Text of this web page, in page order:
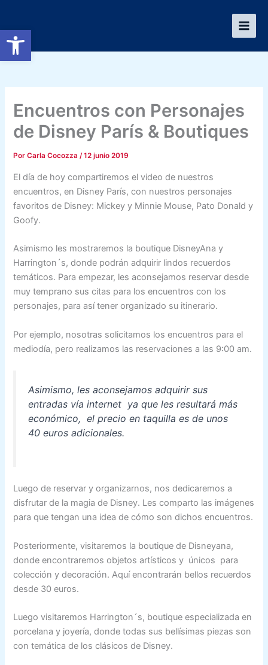
Abrir barra de herramientas
contenido
Encuentros con Personajes
de Disney París & Boutiques
PorCarla Cocozza/12 junio 2019
El día de hoy compartiremos el video de nuestros
encuentros, en Disney París, con nuestros personajes
favoritos de Disney: Mickey y Minnie Mouse, Pato Donald y
Goofy.
Asimismo les mostraremos la boutique DisneyAna y
Harrington´s, donde podrán adquirir lindos recuerdos
temáticos. Para empezar, les aconsejamos reservar desde
muy temprano sus citas para los encuentros con los
personajes, para así tener organizado su itinerario.
Por ejemplo, nosotras solicitamos los encuentros para el
mediodía, pero realizamos las reservaciones a las 9:00 am.
Asimismo, les aconsejamos adquirir sus
entradas vía internet ya que les resultará más
económico, el precio en taquilla es de unos
40 euros adicionales.
Luego de reservar y organizarnos, nos dedicaremos a
disfrutar de la magia de Disney. Les comparto las imágenes
para que tengan una idea de cómo son dichos encuentros.
Posteriormente, visitaremos la boutique de Disneyana,
donde encontraremos objetos artísticos y únicos para
colección y decoración. Aquí encontrarán bellos recuerdos
desde 30 euros.
Luego visitaremos Harrington´s, boutique especializada en
porcelana y joyería, donde todas sus bellísimas piezas son
con temática de los clásicos de Disney.